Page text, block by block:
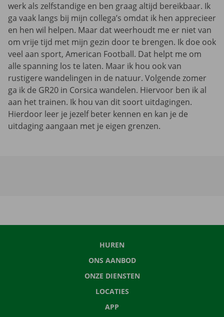
werk als zelfstandige en ben graag altijd bereikbaar. Ik
ga vaak langs bij mijn collega’s omdat ik hen apprecieer
en hen wil helpen. Maar dat weerhoudt me er niet van
om vrije tijd met mijn gezin door te brengen. Ik doe ook
veel aan sport, American Football. Dat helpt me om
alle spanning los te laten. Maar ik hou ook van
rustigere wandelingen in de natuur. Volgende zomer
ga ik de GR20 in Corsica wandelen. Hiervoor ben ik al
aan het trainen. Ik hou van dit soort uitdagingen.
Hierdoor leer je jezelf beter kennen en kan je de
uitdaging aangaan met je eigen grenzen.
HUREN
ONS AANBOD
ONZE DIENSTEN
LOCATIES
APP